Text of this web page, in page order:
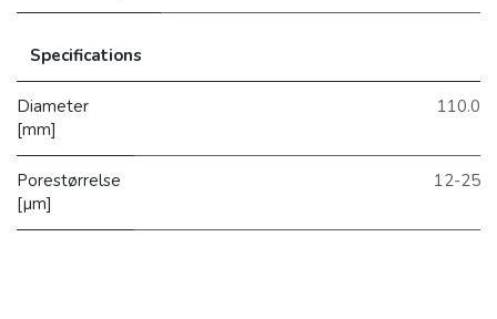
Specifications
Diameter
[mm]
110.0
Porestørrelse
[µm]
12-25